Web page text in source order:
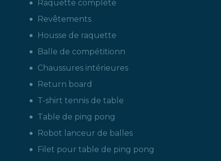
Raquette complète
Revêtements
Housse de raquette
Balle de compétitionn
Chaussures intérieures
Return board
T-shirt tennis de table
Table de ping pong
Robot lanceur de balles
Filet pour table de ping pong